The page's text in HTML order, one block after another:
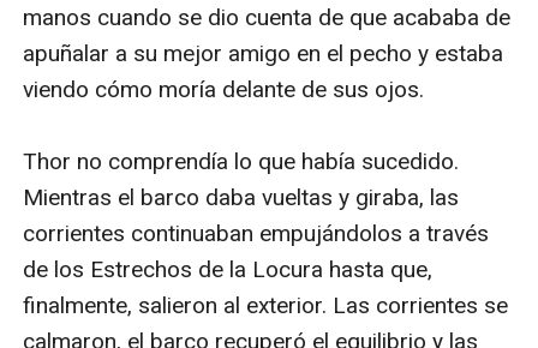
puede otorgarle los poderes que necesita –un objeto
que se ha mantenido en secreto durante mucho
tiempo- debe embarcarse en una misión final para
destino del Anillo en una balanza.
Gwendolyn mantiene su promesa al Rey de la Cresta,
entrando a la torre y enfrentándose al líder del culto
para descubrir el secreto que esconde. La revelación la
manda a Argon y, por último, al maestro de Argon,
donde descubre el mayor de los secretos, uno que